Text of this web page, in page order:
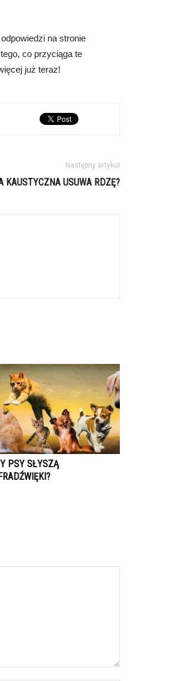
na stronie
co przyciąga te
już teraz!
Następny artykuł
KAUSTYCZNA USUWA RDZĘ?
PSY SŁYSZĄ